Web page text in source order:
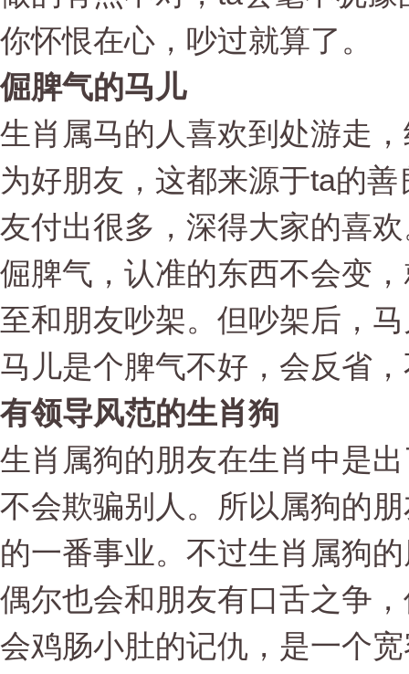
你怀恨在心，吵过就算了。
倔脾气的马儿
生肖属马的人喜欢到处游走
为好朋友，这都来源于ta的
友付出很多，深得大家的喜
倔脾气，认准的东西不会变
至和朋友吵架。但吵架后，
马儿是个脾气不好，会反省
有领导风范的生肖狗
生肖属狗的朋友在生肖中是
不会欺骗别人。所以属狗的
的一番事业。不过生肖属狗
偶尔也会和朋友有口舌之争
会鸡肠小肚的记仇，是一个